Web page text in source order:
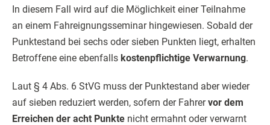
In diesem Fall wird auf die Möglichkeit einer Teilnahme
an einem Fahreignungsseminar hingewiesen. Sobald der
Punktestand bei sechs oder sieben Punkten liegt, erhalten
Betroffene eine ebenfalls kostenpflichtige Verwarnung.
Laut § 4 Abs. 6 StVG muss der Punktestand aber wieder
auf sieben reduziert werden, sofern der Fahrervor dem
Erreichen der acht Punkte nicht ermahnt oder verwarnt